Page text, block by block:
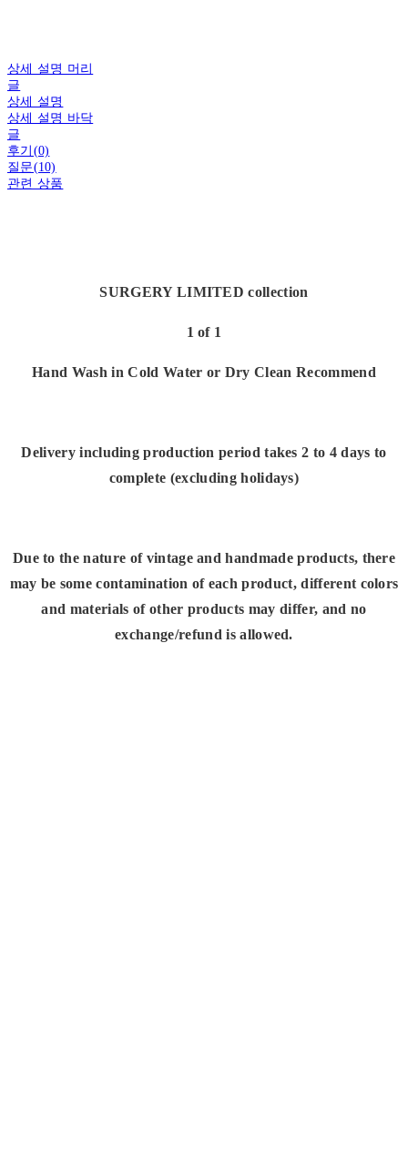
상세 설명 머리
글
상세 설명
상세 설명 바닥
글
후기(0)
질문(10)
관련 상품
SURGERY LIMITED collection
1 of 1
Hand Wash in Cold Water or Dry Clean Recommend
Delivery including production period takes 2 to 4 days to
complete (excluding holidays)
Due to the nature of vintage and handmade products, there
may be some contamination of each product, different colors
and materials of other products may differ, and no
exchange/refund is allowed.